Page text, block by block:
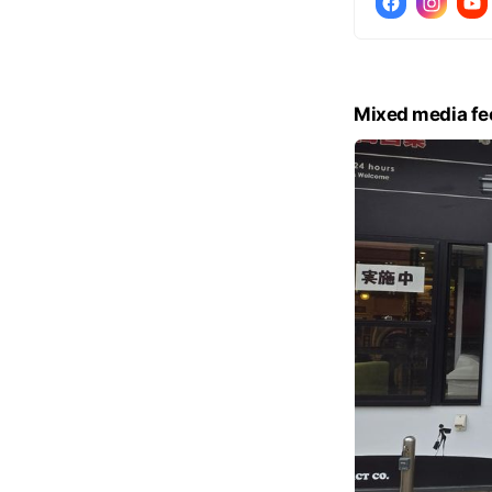
Mixed media